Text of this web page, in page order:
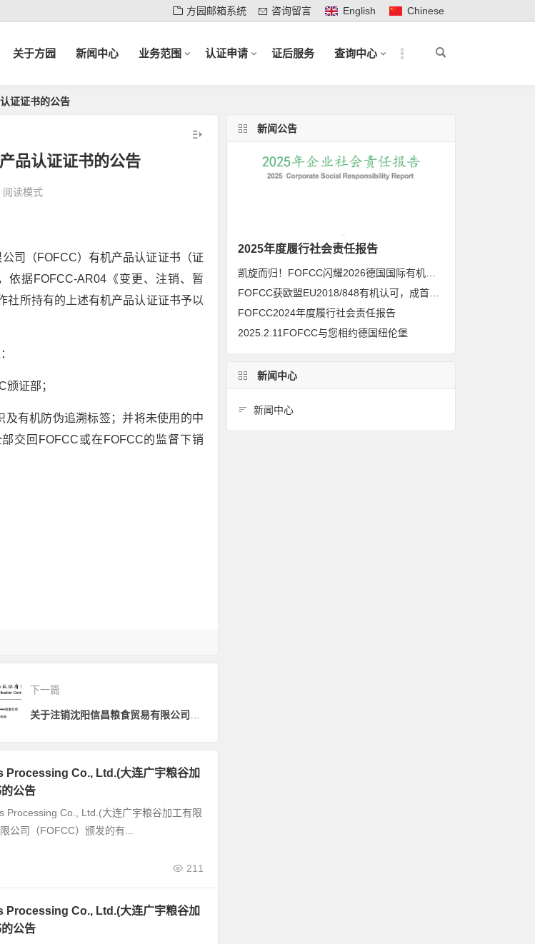
方园邮箱系统 咨询留言 English Chinese
关于方园 新闻中心 业务范围 认证申请 证后服务 查询中心
证证书的公告
品认证证书的公告
阅读模式
司（FOFCC）有机产品认证证书（证
依据FOFCC-AR04《变更、注销、暂
社所持有的上述有机产品认证证书予以
证部；
及有机防伪追溯标签；并将未使用的中
交回FOFCC或在FOFCC的监督下销
下一篇
Co., Ltd.(大连广宇粮谷加
公告
Processing Co., Ltd.(大连广宇粮谷加工有限
公司（FOFCC）颁发的有...
211
Co., Ltd.(大连广宇粮谷加
公告
新闻公告
2025年度履行社会责任报告
FOFCC2024年度履行社会责任报告
2025.2.11FOFCC与您相约德国纽伦堡
新闻中心
新闻中心